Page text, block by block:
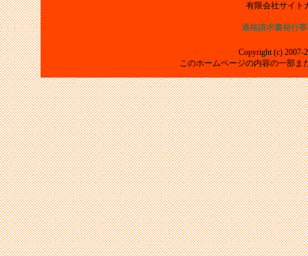
有限会社サイ
適格請求書発行
Copyright (c) 2007-
このホームページの内容の一部ま